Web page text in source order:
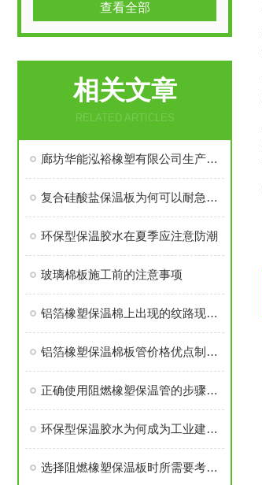
查看全部
相关文章
RELATED ARTICLES
廊坊华能泓裕橡塑有限公司生产的圣裕德B1级橡塑保温棉为什么如此受欢迎？
复合硅酸盐保温板为何可以耐急冷急热？
环保型保温胶水在夏季应注意防潮
玻璃棉板施工前的注意事项
铝箔橡塑保温棉上出现的纹路现象探讨
铝箔橡塑保温棉板管价格优点制作工艺
正确使用阻燃橡塑保温管的步骤及注意事项分享
环保型保温胶水为何成为工业建筑的“好帮手”
选择阻燃橡塑保温板时所需要考虑的关键要点介绍